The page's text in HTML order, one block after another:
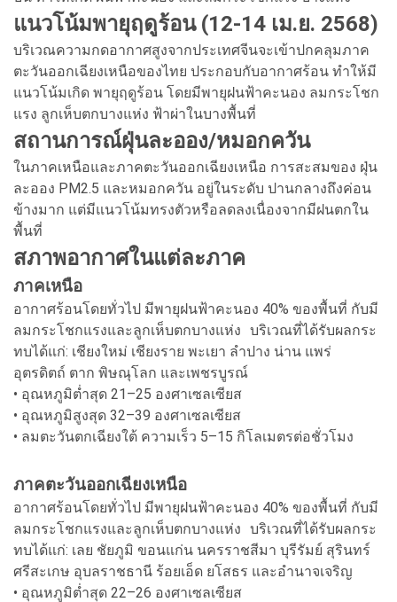
แนวโน้มพายุฤดูร้อน (12-14 เม.ย. 2568)
บริเวณความกดอากาศสูงจากประเทศจีนจะเข้าปกคลุมภาค
ตะวันออกเฉียงเหนือของไทย ประกอบกับอากาศร้อน ทำให้มี
แนวโน้มเกิด พายุฤดูร้อน โดยมีพายุฝนฟ้าคะนอง ลมกระโชก
แรง ลูกเห็บตกบางแห่ง ฟ้าผ่าในบางพื้นที่
สถานการณ์ฝุ่นละออง/หมอกควัน
ในภาคเหนือและภาคตะวันออกเฉียงเหนือ การสะสมของ ฝุ่น
ละออง PM2.5 และหมอกควัน อยู่ในระดับ ปานกลางถึงค่อน
ข้างมาก แต่มีแนวโน้มทรงตัวหรือลดลงเนื่องจากมีฝนตกใน
พื้นที่
สภาพอากาศในแต่ละภาค
ภาคเหนือ
อากาศร้อนโดยทั่วไป มีพายุฝนฟ้าคะนอง 40% ของพื้นที่ กับมี
ลมกระโชกแรงและลูกเห็บตกบางแห่ง บริเวณที่ได้รับผลกระ
ทบได้แก่: เชียงใหม่ เชียงราย พะเยา ลำปาง น่าน แพร่
อุตรดิตถ์ ตาก พิษณุโลก และเพชรบูรณ์
• อุณหภูมิต่ำสุด 21–25 องศาเซลเซียส
• อุณหภูมิสูงสุด 32–39 องศาเซลเซียส
• ลมตะวันตกเฉียงใต้ ความเร็ว 5–15 กิโลเมตรต่อชั่วโมง
ภาคตะวันออกเฉียงเหนือ
อากาศร้อนโดยทั่วไป มีพายุฝนฟ้าคะนอง 40% ของพื้นที่ กับมี
ลมกระโชกแรงและลูกเห็บตกบางแห่ง บริเวณที่ได้รับผลกระ
ทบได้แก่: เลย ชัยภูมิ ขอนแก่น นครราชสีมา บุรีรัมย์ สุรินทร์
ศรีสะเกษ อุบลราชธานี ร้อยเอ็ด ยโสธร และอำนาจเจริญ
• อุณหภูมิต่ำสุด 22–26 องศาเซลเซียส